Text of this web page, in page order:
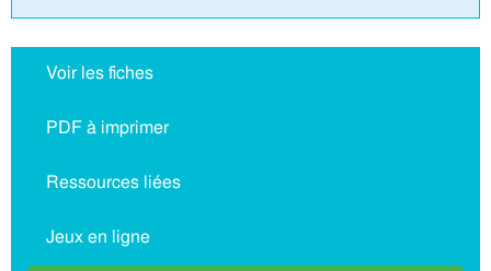
Voir les fiches
PDF à imprimer
Ressources liées
Jeux en ligne